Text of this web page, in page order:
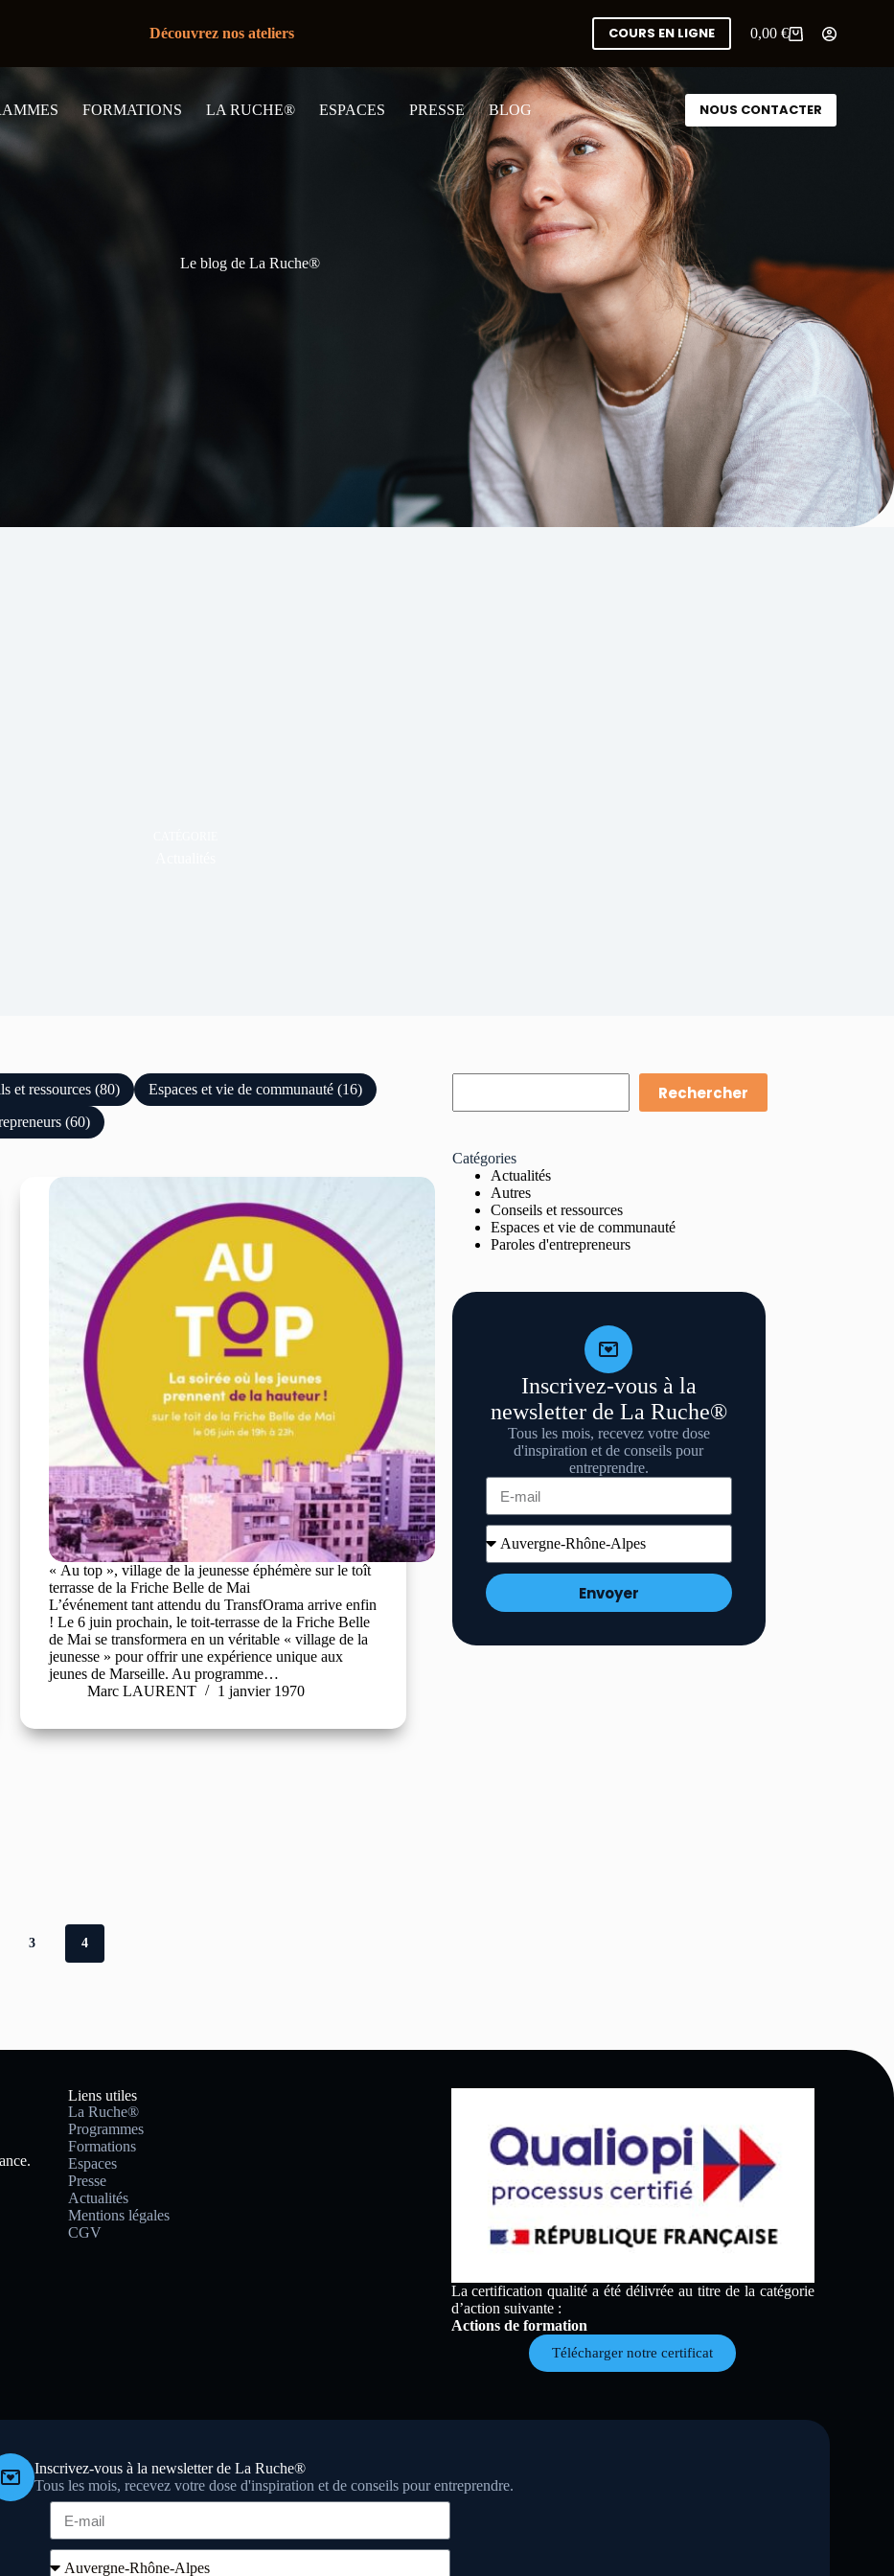
Découvrez nos ateliers COURS EN LIGNE 0,00 €
FORMATIONS LA RUCHE® ESPACES PRESSE BLOG NOUS CONTACTER
Le blog de La Ruche®
et ressources (80)
Espaces et vie de communauté (16)
(60)
« Au top », village de la jeunesse éphémère sur le toît
terrasse de la Friche Belle de Mai
L’événement tant attendu du TransfOrama arrive enfin
! Le 6 juin prochain, le toit-terrasse de la Friche Belle
de Mai se transformera en un véritable « village de la
jeunesse » pour offrir une expérience unique aux
jeunes de Marseille. Au programme…
Marc LAURENT
1 janvier 1970
3 4
Rechercher
Catégories
Actualités
Autres
Conseils et ressources
Espaces et vie de communauté
Paroles d'entrepreneurs
Inscrivez-vous à la
newsletter de La Ruche®
Tous les mois, recevez votre dose
d'inspiration et de conseils pour
entreprendre.
Envoyer
Liens utiles
La Ruche®
Programmes
Formations
Espaces
Presse
Actualités
Mentions légales
CGV
La certification qualité a été délivrée au titre de la catégorie
d’action suivante :
Actions de formation
Télécharger notre certificat
Inscrivez-vous à la newsletter de La Ruche®
Tous les mois, recevez votre dose d'inspiration et de conseils pour entreprendre.